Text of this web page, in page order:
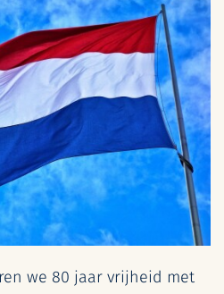
we 80 jaar vrijheid met